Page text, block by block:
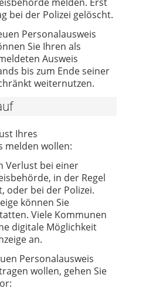
bei der Polizei gelöscht.
Personalausweis
Sie Ihren als
Ausweis
bis zum Ende seiner
weiternutzen.
Ihres
melden wollen:
Verlust bei einer
in der Regel
oder bei der Polizei.
können Sie
Viele Kommunen
digitale Möglichkeit
an.
Personalausweis
wollen, gehen Sie